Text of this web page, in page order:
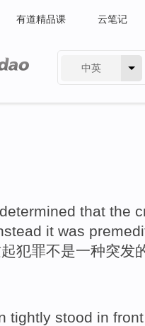
有道精品课 云笔记
中英
determined that the
it was
犯罪不是一种突发
tightly stood in